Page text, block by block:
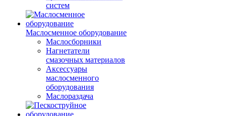
систем
Маслосменное оборудование
Маслосборники
Нагнетатели
смазочных материалов
Аксессуары
маслосменного
оборудования
Маслораздача